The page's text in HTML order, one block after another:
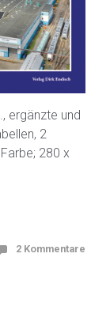
ergänzte und
2
280 x
2 Kommentare